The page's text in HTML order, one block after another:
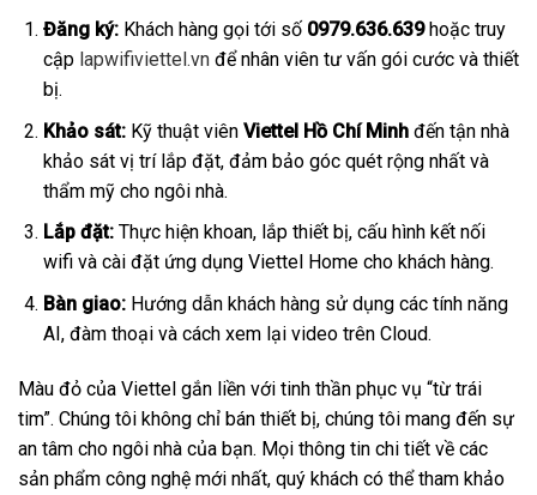
Đăng ký:Khách hàng gọi tới số 0979.636.639hoặc truy
cập lapwifiviettel.vnđể nhân viên tư vấn gói cước và thiết
bị.
Khảo sát:Kỹ thuật viên Viettel Hồ Chí Minhđến tận nhà
khảo sát vị trí lắp đặt, đảm bảo góc quét rộng nhất và
thẩm mỹ cho ngôi nhà.
Lắp đặt:Thực hiện khoan, lắp thiết bị, cấu hình kết nối
wifi và cài đặt ứng dụng Viettel Home cho khách hàng.
Bàn giao:Hướng dẫn khách hàng sử dụng các tính năng
AI, đàm thoại và cách xem lại video trên Cloud.
Màu đỏ của Viettel gắn liền với tinh thần phục vụ “từ trái
tim”. Chúng tôi không chỉ bán thiết bị, chúng tôi mang đến sự
an tâm cho ngôi nhà của bạn. Mọi thông tin chi tiết về các
sản phẩm công nghệ mới nhất, quý khách có thể tham khảo